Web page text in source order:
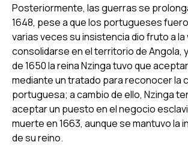
Posteriormente, las guerras se
1648, pese a que los portugueses
varias veces su insistencia dio fruto a
consolidarse en el territorio de Angola,
de 1650 la reina Nzinga tuvo que
mediante un tratado para reconocer la
portuguesa; a cambio de ello, Nzinga
aceptar un puesto en el negocio
muerte en 1663, aunque se mantuvo la
de su reino.